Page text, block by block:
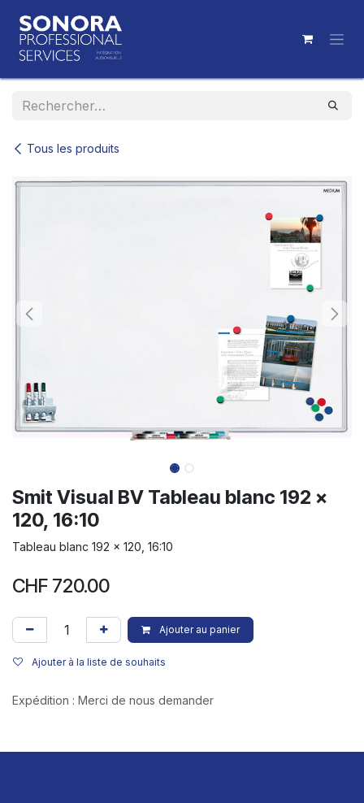
Tous les produits
Smit Visual BV Tableau blanc 192 x
120, 16:10
Tableau blanc 192 x 120, 16:10
CHF 720.00
Ajouter au panier
Ajouter à la liste de souhaits
Expédition : Merci de nous demander